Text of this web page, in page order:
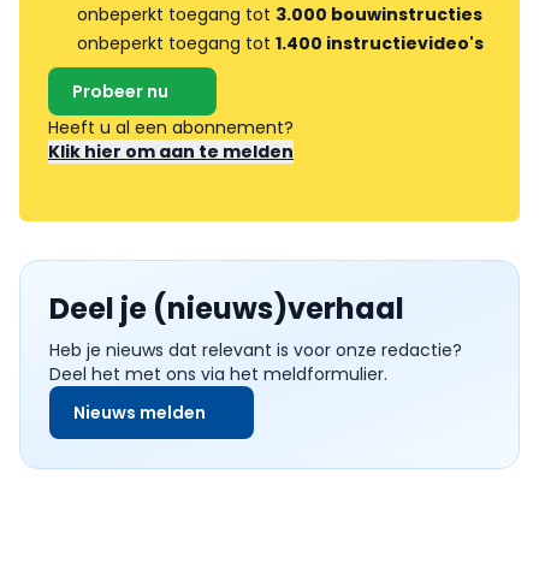
onbeperkt toegang tot 3.000 bouwinstructies
onbeperkt toegang tot 1.400 instructievideo's
Probeer nu
Heeft u al een abonnement?
Klik hier om aan te melden
Deel je (nieuws)verhaal
Heb je nieuws dat relevant is voor onze redactie?
Deel het met ons via het meldformulier.
Nieuws melden